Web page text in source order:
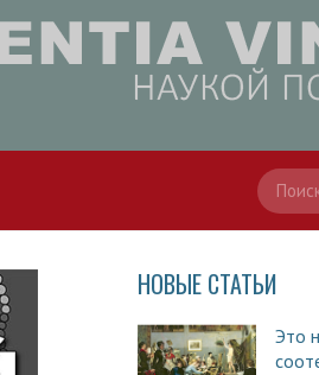
НОВЫЕ СТАТЬИ
Это